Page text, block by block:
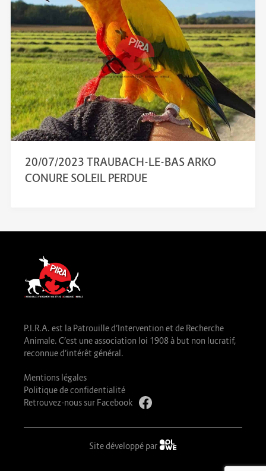
20/07/2023 TRAUBACH-LE-BAS ARKO
CONURE SOLEIL PERDUE
P.I.R.A. est la Patrouille d’Intervention et de Recherche
Animale. C’est une association loi 1908 à but non lucratif,
reconnue d’intérêt général.
Mentions légales
Politique de confidentialité
Retrouvez-nous sur Facebook
Site développé par